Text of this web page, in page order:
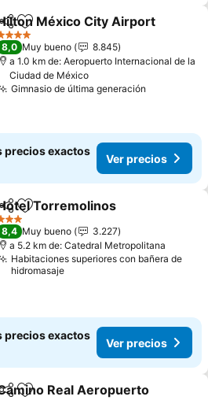
Agregar a favoritos
México City Airport
Estrellas
8,0 Muy bueno
8.845
a 1.0 km de: Aeropuerto Internacional de la
Ciudad de México
Gimnasio de última generación
precios exactos
Ver precios
Agregar a favoritos
Torremolinos
Estrellas
8,4 Muy bueno
3.227
a 5.2 km de: Catedral Metropolitana
Habitaciones superiores con bañera de
hidromasaje
precios exactos
Ver precios
Real Aeropuerto